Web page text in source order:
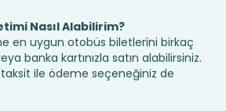
Nasıl Alabilirim?
en uygun otobüs biletlerini birkaç
banka kartınızla satın alabilirsiniz.
taksit ile ödeme seçeneğiniz de